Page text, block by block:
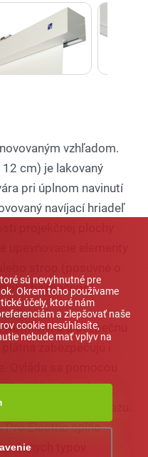
vzhľadom.
cm) je lakovaný
pri úplnom navinutí
navíjací hriadeľ
upevňovacie elementy
strop (posuvné o
bezpečnosť
a bezpečnú
zabezpečujú i
Ovláda sa pomocou
ktorý je súčasťou
výšky obrazu.
Pro Electric spĺňa
rôznych typov
sú nevyhnutné pre
Okrem toho používame
účely, ktoré nám
a zlepšovať naše
cookie nesúhlasíte,
nebude mať vplyv na